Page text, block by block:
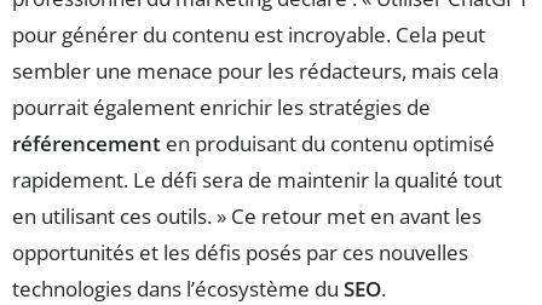
pour générer du contenu est incroyable. Cela peut
sembler une menace pour les rédacteurs, mais cela
pourrait également enrichir les stratégies de
référencement en produisant du contenu optimisé
rapidement. Le défi sera de maintenir la qualité tout
en utilisant ces outils. » Ce retour met en avant les
opportunités et les défis posés par ces nouvelles
technologies dans l’écosystème du SEO.